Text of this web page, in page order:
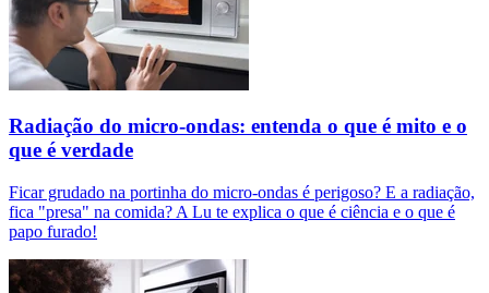
Radiação do micro-ondas: entenda o que é mito e o
que é verdade
Ficar grudado na portinha do micro-ondas é perigoso? E a radiação,
fica "presa" na comida? A Lu te explica o que é ciência e o que é
papo furado!